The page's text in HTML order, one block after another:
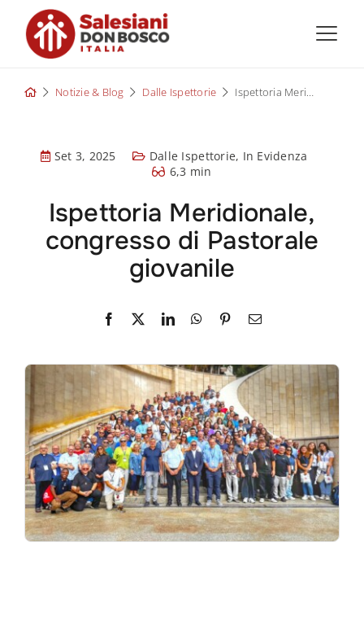
content
Notizie & Blog Dalle Ispettorie Ispettoria Meridionale, congresso di Pastorale giovanile
Set 3, 2025 Dalle Ispettorie, In Evidenza
6,3 min
Ispettoria Meridionale,
congresso di Pastorale
giovanile